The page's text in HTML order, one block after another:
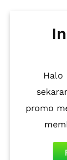
Halo
promo